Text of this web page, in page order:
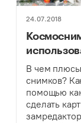
24.07.2018
В чем плюсы
снимков?
помощью
сделать